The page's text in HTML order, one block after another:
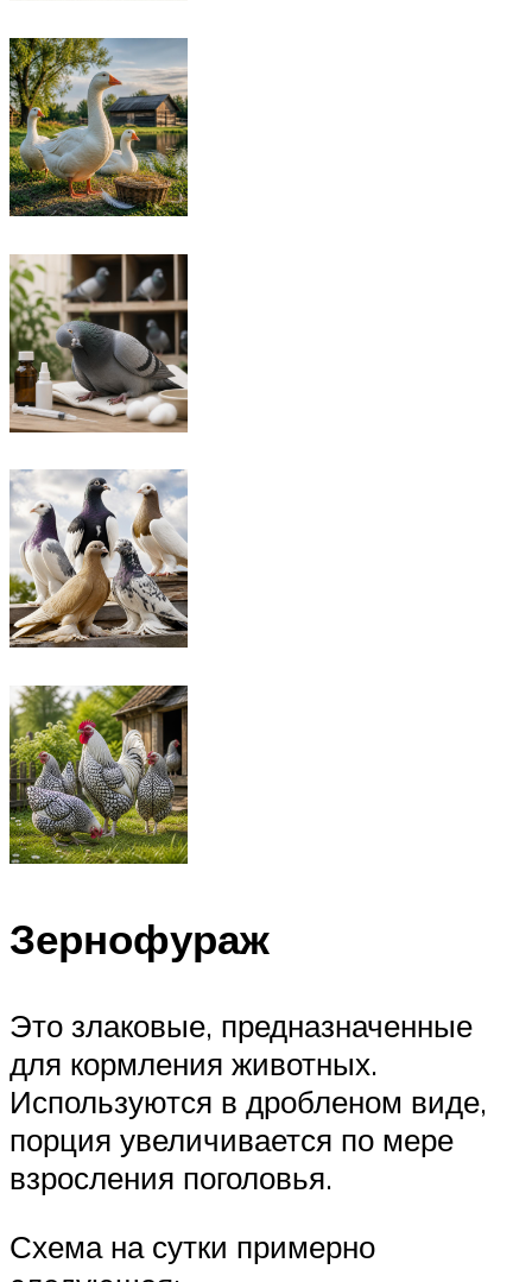
Зернофураж
Это злаковые, предназначенные
для кормления животных.
Используются в дробленом виде,
порция увеличивается по мере
взросления поголовья.
Схема на сутки примерно